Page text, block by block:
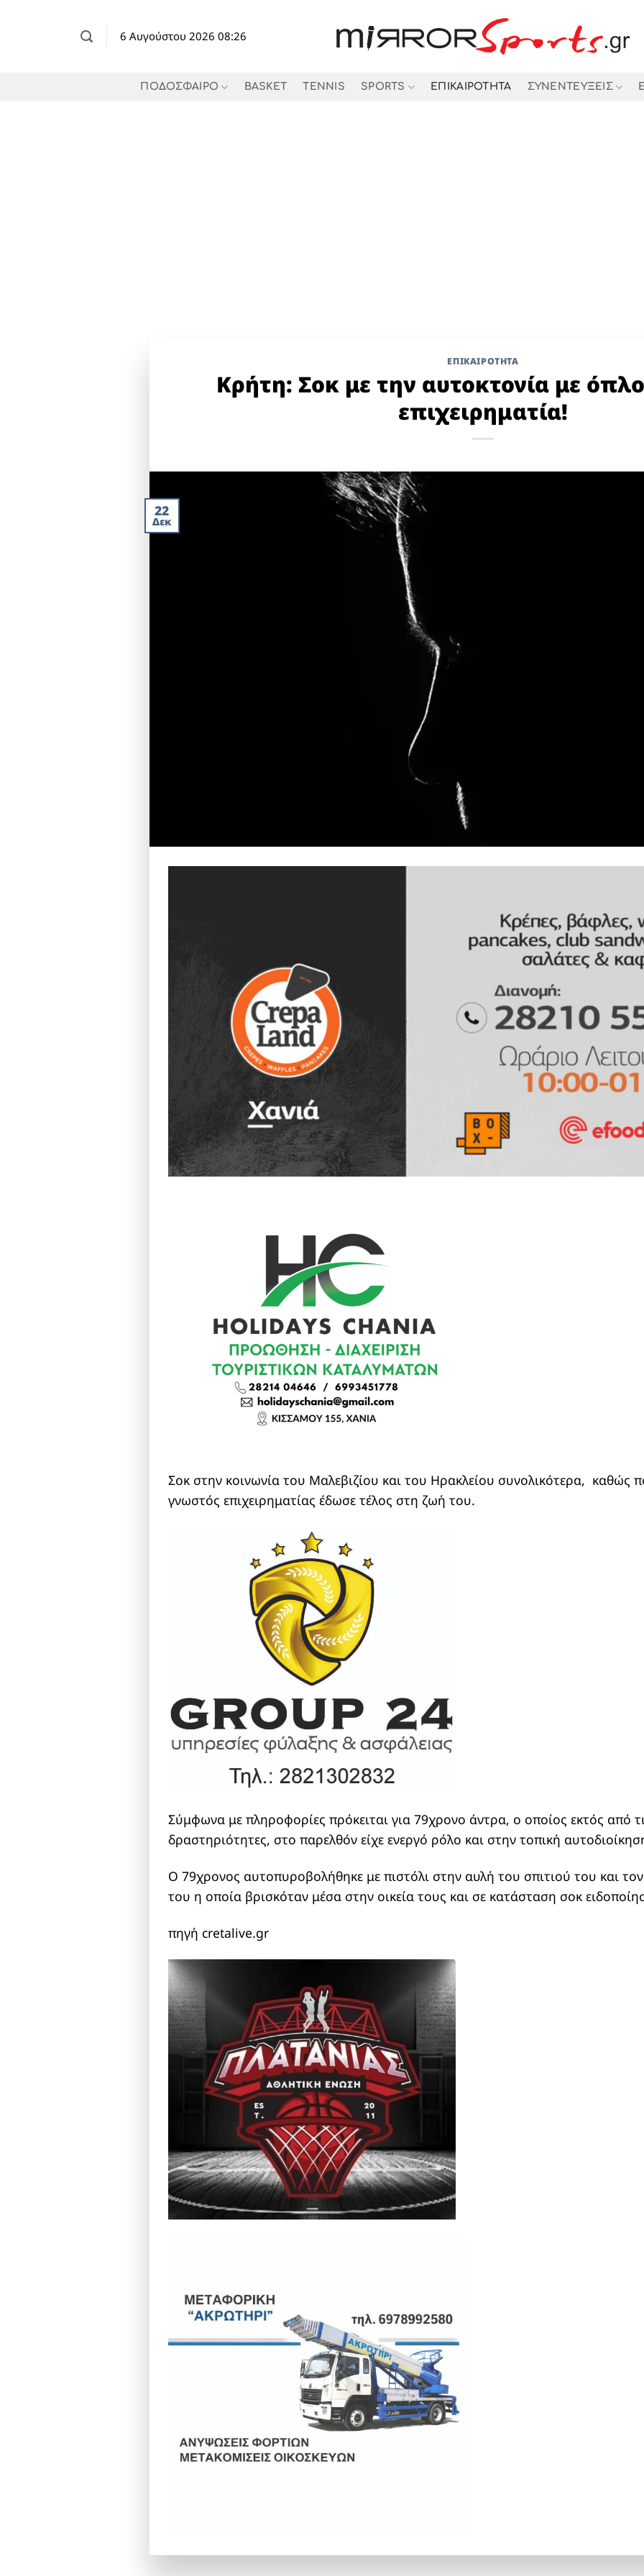
6 Αυγούστου 2026 08:26
ΠΟΔΟΣΦΑΙΡΟ BASKET TENNIS SPORTS ΕΠΙΚΑΙΡΟΤΗΤΑ ΣΥΝΕΝΤΕΥΞΕΙΣ
ΕΠΙΚΑΙΡΟΤΗΤΑ
Κρήτη: Σοκ με την αυτοκτονία με
επιχειρηματία!
22
Δεκ
Σοκ στην κοινωνία του Μαλεβιζίου και του Ηρακλείου συνολικότερα, καθώς
γνωστός επιχειρηματίας έδωσε τέλος στη ζωή του.
Σύμφωνα με πληροφορίες πρόκειται για 79χρονο άντρα, ο οποίος εκτός από
δραστηριότητες, στο παρελθόν είχε ενεργό ρόλο και στην τοπική
Ο 79χρονος αυτοπυροβολήθηκε με πιστόλι στην αυλή του σπιτιού του και
του η οποία βρισκόταν μέσα στην οικεία τους και σε κατάσταση σοκ
πηγή cretalive.gr